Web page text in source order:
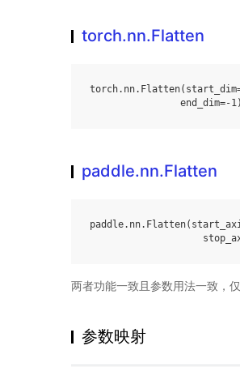
torch.nn.Flatten
torch. nn. Flatten( start_dim
end_dim=-1)
paddle.nn.Flatten
paddle. nn. Flatten(
两者功能一致且参数用法一致，
参数映射